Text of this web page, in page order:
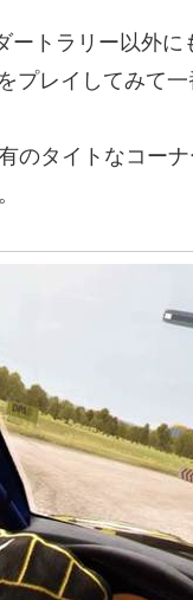
ートラリー以外
プレイしてみて
のタイトなコー